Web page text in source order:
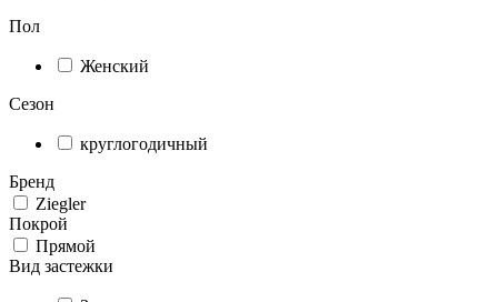
Пол
Женский
Сезон
круглогодичный
Бренд
Ziegler
Покрой
Прямой
Вид застежки